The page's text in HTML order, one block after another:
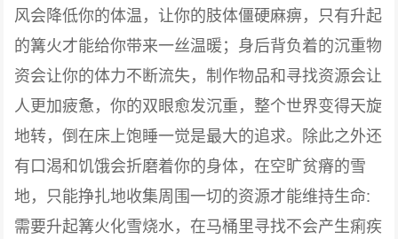
风会降低你的体温，让你的肢体僵硬麻痹，只有升起
的篝火才能给你带来一丝温暖；身后背负着的沉重物
资会让你的体力不断流失，制作物品和寻找资源会让
人更加疲惫，你的双眼愈发沉重，整个世界变得天旋
地转，倒在床上饱睡一觉是最大的追求。除此之外还
有口渴和饥饿会折磨着你的身体，在空旷贫瘠的雪
地，只能挣扎地收集周围一切的资源才能维持生命:
需要升起篝火化雪烧水，在马桶里寻找不会产生痢疾